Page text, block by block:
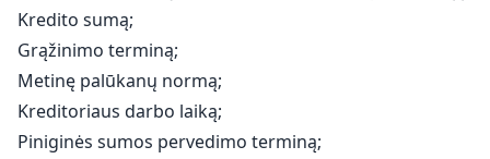
Kredito sumą;
Grąžinimo terminą;
Metinę palūkanų normą;
Kreditoriaus darbo laiką;
Piniginės sumos pervedimo terminą;